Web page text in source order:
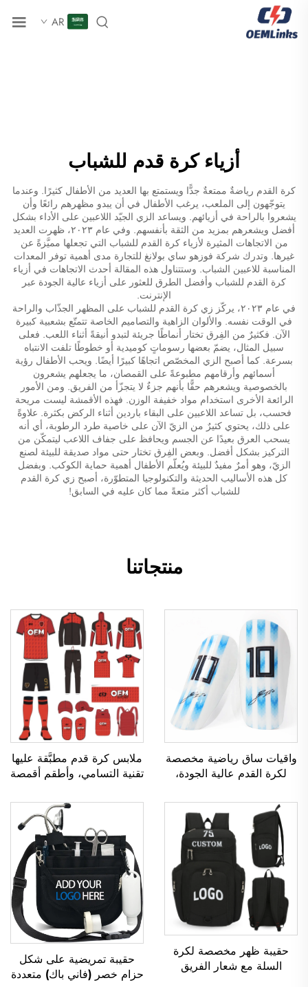
AR
أزياء كرة قدم للشباب
كرة القدم رياضةٌ ممتعةٌ جدًّا ويستمتع بها العديد من الأطفال كثيرًا. وعندما
يتوجّهون إلى الملعب، يرغب الأطفال في أن يبدو مظهرهم رائعًا وأن
يشعروا بالراحة في أزيائهم. ويساعد الزي الجيّد اللاعبين على الأداء بشكل
أفضل ويشعرهم بمزيد من الثقة بأنفسهم. وفي عام ٢٠٢٣، ظهرت العديد
من الاتجاهات المثيرة لأزياء كرة القدم للشباب التي تجعلها مميَّزةً عن
غيرها. وتدرك شركة فوزهو ساي بولانغ للتجارة مدى أهمية توفر المعدات
المناسبة للاعبين الشباب. وستتناول هذه المقالة أحدث الاتجاهات في أزياء
كرة القدم للشباب وأفضل الطرق للعثور على أزياء عالية الجودة عبر
الإنترنت.
في عام ٢٠٢٣، يركّز زي كرة القدم للشباب على المظهر الجذّاب والراحة
في الوقت نفسه. والألوان الزاهية والتصاميم الخاصة تتمتّع بشعبية كبيرة
الآن. فكثيرٌ من الفِرق تختار أنماطًا جريئة لتبدو أنيقةً أثناء اللعب. فعلى
سبيل المثال، يضمّ بعضها رسوماتٍ كوميدية أو خطوطًا تلفت الانتباه
بسرعة. كما أصبح الزي المخصّص اتجاهًا كبيرًا أيضًا. ويحب الأطفال رؤية
أسمائهم وأرقامهم مطبوعةً على القمصان، ما يجعلهم يشعرون
بالخصوصية ويشعرهم حقًّا بأنهم جزءٌ لا يتجزّأ من الفريق. ومن الأمور
الرائعة الأخرى استخدام مواد خفيفة الوزن. فهذه الأقمشة ليست مريحة
فحسب، بل تساعد اللاعبين على البقاء باردين أثناء الركض بكثرة. علاوةً
على ذلك، يحتوي كثيرٌ من الزيّ الآن على خاصية طرد الرطوبة، أي أنه
يسحب العرق بعيدًا عن الجسم ويحافظ على جفاف اللاعب ليتمكّن من
التركيز بشكل أفضل. وبعض الفِرق تختار حتى مواد صديقة للبيئة لصنع
الزيّ، وهو أمرٌ مفيدٌ للبيئة ويُعلّم الأطفال أهمية حماية الكوكب. وبفضل
كل هذه الأساليب الحديثة والتكنولوجيا المتطوّرة، أصبح زي كرة القدم
للشباب أكثر متعةً مما كان عليه في السابق!
منتجاتنا
واقيات ساق رياضية مخصصة
لكرة القدم عالية الجودة،
القدم، وواقيات للساقين،
وواقيات للساق (شين غارد)
لرياضة كرة القدم والكرة
المستديرة
ملابس كرة قدم مطبَّقة عليها
تقنية التسامي، وأطقم أقمصة
أثناء التدريب، وملابس رياضية
مخصصة لكرة القدم، وزي
فريق كرة القدم
حقيبة ظهر مخصصة لكرة
السلة مع شعار الفريق
حقيبة تمريضية على شكل
حزام خصر (فاني باك) متعددة